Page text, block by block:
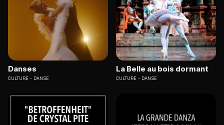
Danses
CULTURE DANSE
La Belle au bois dormant
CULTURE DANSE